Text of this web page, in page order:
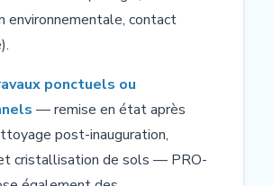
environnementale, contact
ponctuels ou
— remise en état après
post-inauguration,
cristallisation de sols — PRO-